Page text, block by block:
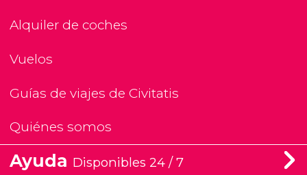
Alquiler de coches
Vuelos
Guías de viajes de Civitatis
Quiénes somos
Ayuda Disponibles 24 / 7